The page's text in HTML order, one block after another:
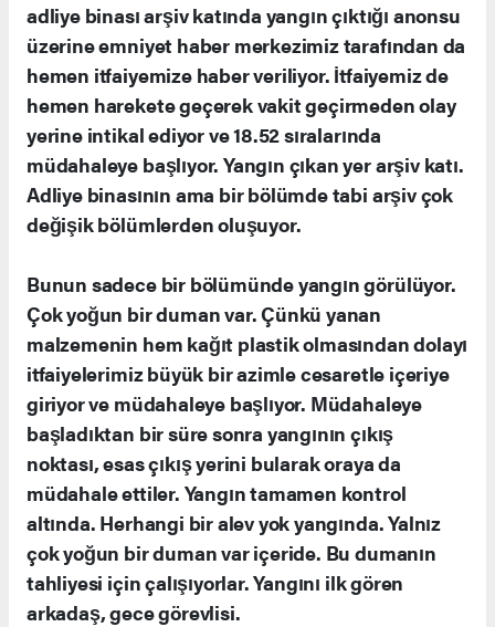
adliye binası arşiv katında yangın çıktığı anonsu
üzerine emniyet haber merkezimiz tarafından da
hemen itfaiyemize haber veriliyor. İtfaiyemiz de
hemen harekete geçerek vakit geçirmeden olay
yerine intikal ediyor ve 18.52 sıralarında
müdahaleye başlıyor. Yangın çıkan yer arşiv katı.
Adliye binasının ama bir bölümde tabi arşiv çok
değişik bölümlerden oluşuyor.
Bunun sadece bir bölümünde yangın görülüyor.
Çok yoğun bir duman var. Çünkü yanan
malzemenin hem kağıt plastik olmasından dolayı
itfaiyelerimiz büyük bir azimle cesaretle içeriye
giriyor ve müdahaleye başlıyor. Müdahaleye
başladıktan bir süre sonra yangının çıkış
noktası, esas çıkış yerini bularak oraya da
müdahale ettiler. Yangın tamamen kontrol
altında. Herhangi bir alev yok yangında. Yalnız
çok yoğun bir duman var içeride. Bu dumanın
tahliyesi için çalışıyorlar. Yangını ilk gören
arkadaş, gece görevlisi.